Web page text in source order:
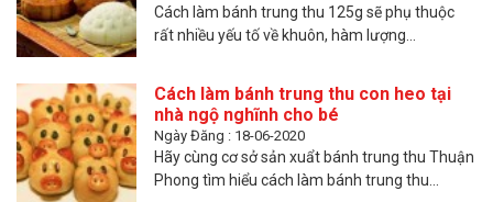
Cách làm bánh trung thu 125g sẽ phụ thuộc
rất nhiều yếu tố về khuôn, hàm lượng...
Cách làm bánh trung thu con heo tại
nhà ngộ nghĩnh cho bé
Ngày Đăng : 18-06-2020
Hãy cùng cơ sở sản xuẩt bánh trung thu Thuận
Phong tìm hiểu cách làm bánh trung thu...